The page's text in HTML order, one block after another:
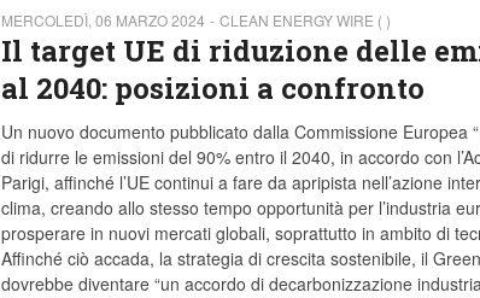
MERCOLEDÌ, 06 MARZO 2024 CLEAN ENERGY WIRE ( )
Il target UE di riduzione delle
al 2040: posizioni a confronto
Un nuovo documento pubblicato dalla Commissione Europea
di ridurre le emissioni del 90% entro il 2040, in accordo con
Parigi, affinché l’UE continui a fare da apripista nell’azione
clima, creando allo stesso tempo opportunità per l’industria
prosperare in nuovi mercati globali, soprattutto in ambito di
Affinché ciò accada, la strategia di crescita sostenibile, il
dovrebbe diventare “un accordo di decarbonizzazione